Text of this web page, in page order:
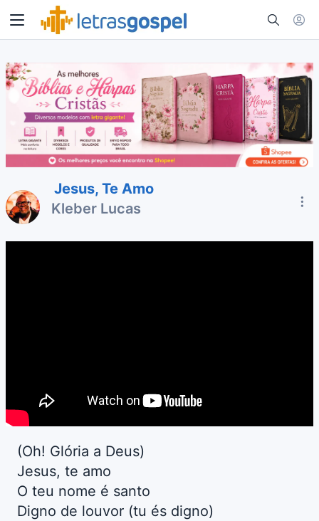
Jesus, Te Amo
Kleber Lucas
(Oh! Glória a Deus)
Jesus, te amo
O teu nome é santo
Digno de louvor (tu és digno)